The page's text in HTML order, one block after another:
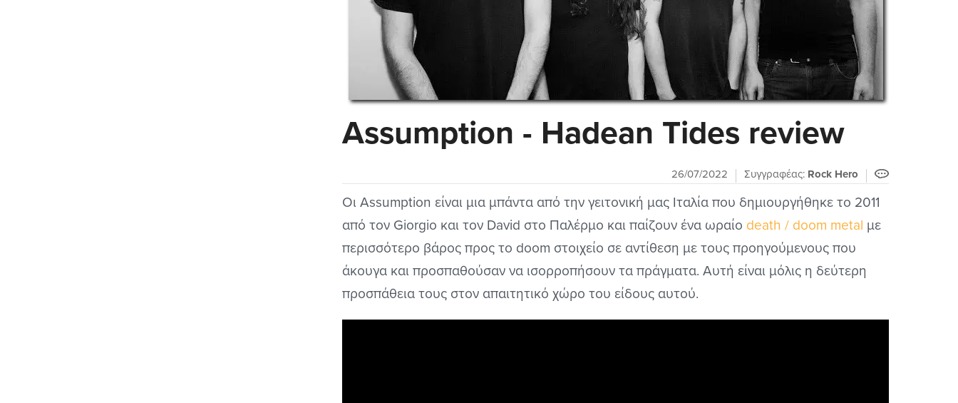
Assumption - Hadean Tides review
26/07/2022 Συγγραφέας: Rock Hero
Οι Assumption είναι μια μπάντα από την γειτονική μας Ιταλία που δημιουργήθηκε το 2011
από τον Giorgio και τον David στο Παλέρμο και παίζουν ένα ωραίο death / doom metal με
περισσότερο βάρος προς το doom στοιχείο σε αντίθεση με τους προηγούμενους που
άκουγα και προσπαθούσαν να ισορροπήσουν τα πράγματα. Αυτή είναι μόλις η δεύτερη
προσπάθεια τους στον απαιτητικό χώρο του είδους αυτού.